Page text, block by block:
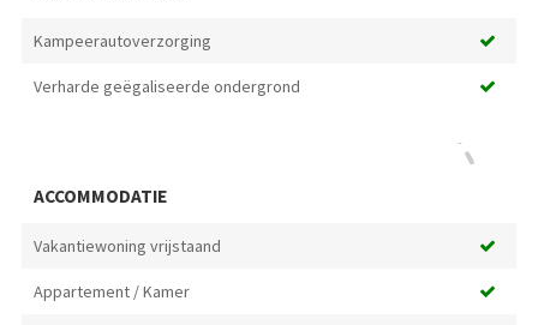
Kampeerautoverzorging
Verharde geëgaliseerde ondergrond
ACCOMMODATIE
Vakantiewoning vrijstaand
Appartement / Kamer